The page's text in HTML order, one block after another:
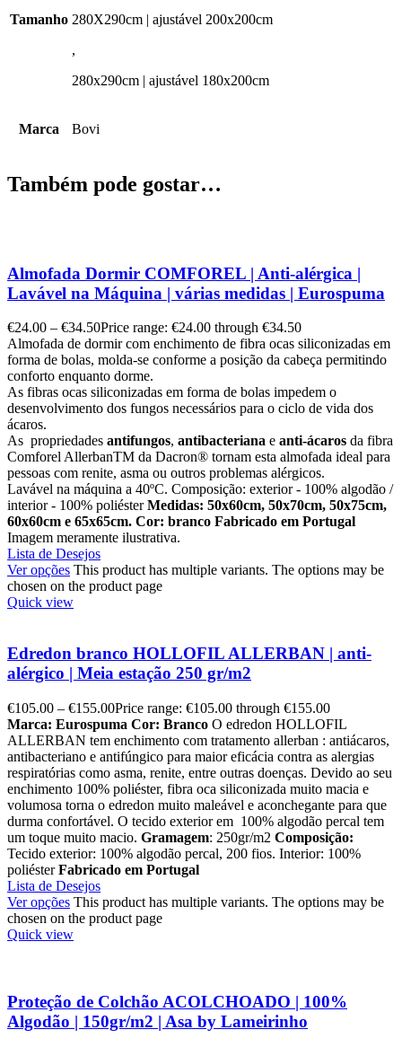
Tamanho 280X290cm | ajustável 200x200cm
,
280x290cm | ajustável 180x200cm
Marca Bovi
Também pode gostar…
Almofada Dormir COMFOREL | Anti-alérgica |
Lavável na Máquina | várias medidas | Eurospuma
€24.00 – €34.50Price range: €24.00 through €34.50
Almofada de dormir com enchimento de fibra ocas siliconizadas em
forma de bolas, molda-se conforme a posição da cabeça permitindo
conforto enquanto dorme.
As fibras ocas siliconizadas em forma de bolas impedem o
desenvolvimento dos fungos necessários para o ciclo de vida dos
ácaros.
As propriedades antifungos, antibacteriana e anti-ácaros da fibra
Comforel AllerbanTM da Dacron® tornam esta almofada ideal para
pessoas com renite, asma ou outros problemas alérgicos.
Lavável na máquina a 40ºC. Composição: exterior - 100% algodão /
interior - 100% poliésterMedidas: 50x60cm, 50x70cm, 50x75cm,
60x60cm e 65x65cm. Cor: branco Fabricado em Portugal
Imagem meramente ilustrativa.
Lista de Desejos
Ver opções This product has multiple variants. The options may be
chosen on the product page
Quick view
Edredon branco HOLLOFIL ALLERBAN | anti-
alérgico | Meia estação 250 gr/m2
€105.00 – €155.00Price range: €105.00 through €155.00
Marca: Eurospuma Cor: Branco O edredon HOLLOFIL
ALLERBAN tem enchimento com tratamento allerban : antiácaros,
antibacteriano e antifúngico para maior eficácia contra as alergias
respiratórias como asma, renite, entre outras doenças. Devido ao seu
enchimento 100% poliéster, fibra oca siliconizada muito macia e
volumosa torna o edredon muito maleável e aconchegante para que
durma confortável. O tecido exterior em 100% algodão percal tem
um toque muito macio. Gramagem: 250gr/m2 Composição:
Tecido exterior: 100% algodão percal, 200 fios. Interior: 100%
poliésterFabricado em Portugal
Lista de Desejos
Ver opções This product has multiple variants. The options may be
chosen on the product page
Quick view
Proteção de Colchão ACOLCHOADO | 100%
Algodão | 150gr/m2 | Asa by Lameirinho